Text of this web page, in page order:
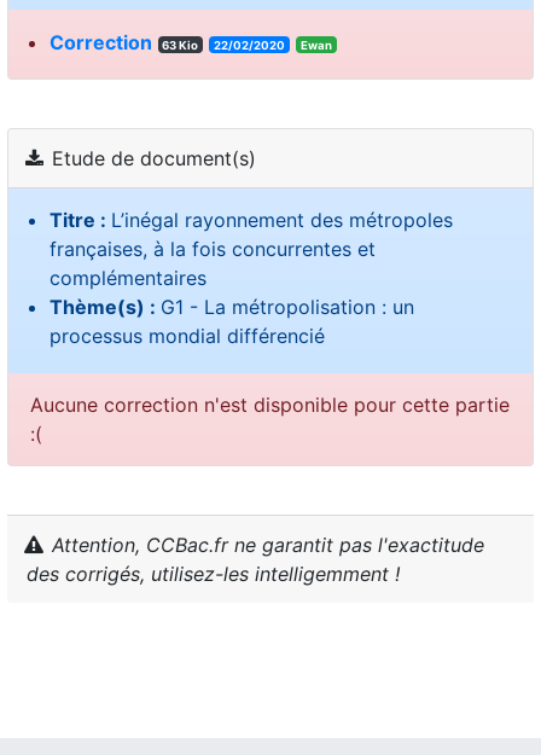
Correction 63 Kio 22/02/2020 Ewan
Etude de document(s)
Titre : L’inégal rayonnement des métropoles
françaises, à la fois concurrentes et
complémentaires
Thème(s) : G1 - La métropolisation : un
processus mondial différencié
Aucune correction n'est disponible pour cette partie
:(
Attention, CCBac.fr ne garantit pas l'exactitude
des corrigés, utilisez-les intelligemment !